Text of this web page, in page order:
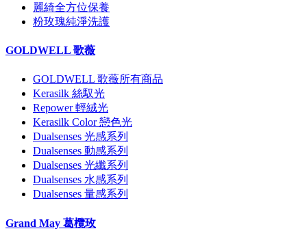
麗綺全方位保養
粉玫瑰純淨洗護
GOLDWELL 歌薇
GOLDWELL 歌薇所有商品
Kerasilk 絲馭光
Repower 輕絨光
Kerasilk Color 戀色光
Dualsenses 光感系列
Dualsenses 動感系列
Dualsenses 光纖系列
Dualsenses 水感系列
Dualsenses 量感系列
Grand May 葛欖玫